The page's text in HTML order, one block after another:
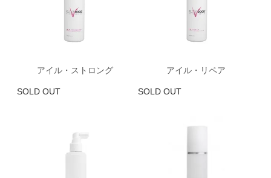
アイル・ストロング
SOLD OUT
アイル・リペア
SOLD OUT